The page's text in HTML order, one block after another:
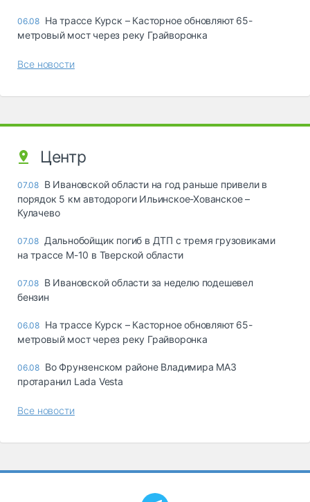
06.08 На трассе Курск – Касторное обновляют 65-
метровый мост через реку Грайворонка
Все новости
Центр
07.08 В Ивановской области на год раньше привели в
порядок 5 км автодороги Ильинское-Хованское –
Кулачево
07.08 Дальнобойщик погиб в ДТП с тремя грузовиками
на трассе М-10 в Тверской области
07.08 В Ивановской области за неделю подешевел
бензин
06.08 На трассе Курск – Касторное обновляют 65-
метровый мост через реку Грайворонка
06.08 Во Фрунзенском районе Владимира МАЗ
протаранил Lada Vesta
Все новости